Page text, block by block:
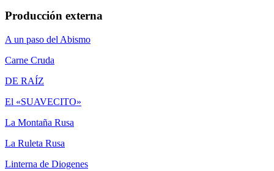
Producción externa
A un paso del Abismo
Carne Cruda
DE RAÍZ
El «SUAVECITO»
La Montaña Rusa
La Ruleta Rusa
Linterna de Diogenes